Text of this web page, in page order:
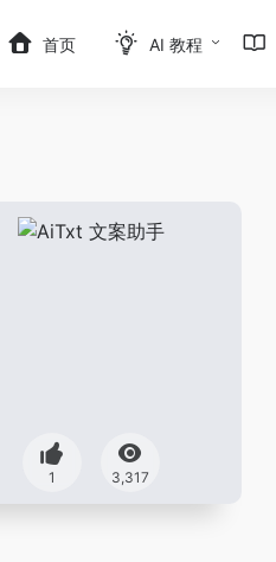
首页 AI 教程
1 3,317